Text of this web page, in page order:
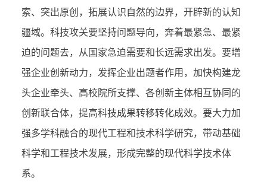
索、突出原创，拓展认识自然的边界，开辟新的认知
疆域。科技攻关要坚持问题导向，奔着最紧急、最紧
迫的问题去，从国家急迫需要和长远需求出发。要增
强企业创新动力，发挥企业出题者作用，加快构建龙
头企业牵头、高校院所支撑、各创新主体相互协同的
创新联合体，提高科技成果转移转化成效。要大力加
强多学科融合的现代工程和技术科学研究，带动基础
科学和工程技术发展，形成完整的现代科学技术体
系。